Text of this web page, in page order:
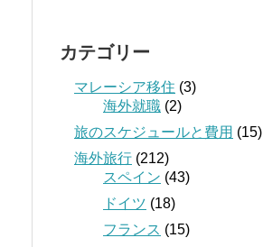
カテゴリー
マレーシア移住 (3)
海外就職 (2)
旅のスケジュールと費用 (15)
海外旅行 (212)
スペイン (43)
ドイツ (18)
フランス (15)